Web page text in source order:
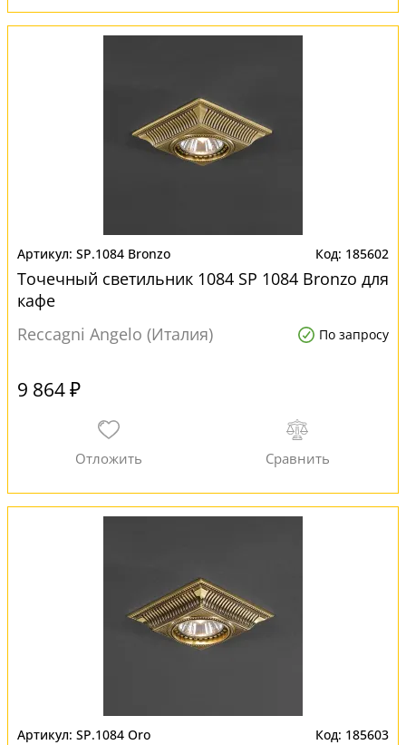
SP.1084 Bronzo 185602
Точечный светильник 1084 SP 1084 Bronzo для
кафе
Reccagni Angelo (Италия)
По запросу
9 864 ₽
SP.1084 Oro 185603